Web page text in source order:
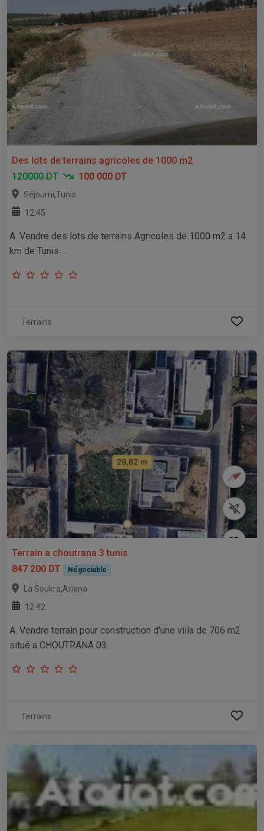
Des lots de terrains agricoles de 1000 m2
120000 DT
100 000 DT
Séjoumi,Tunis
12:45
A. Vendre des lots de terrains Agricoles de 1000 m2 a 14
km de Tunis ...
Terrains
Terrain a choutrana 3 tunis
847 200 DT
Négociable
La Soukra,Ariana
12:42
A. Vendre terrain pour construction d'une villa de 706 m2
situé a CHOUTRANA 03...
Terrains